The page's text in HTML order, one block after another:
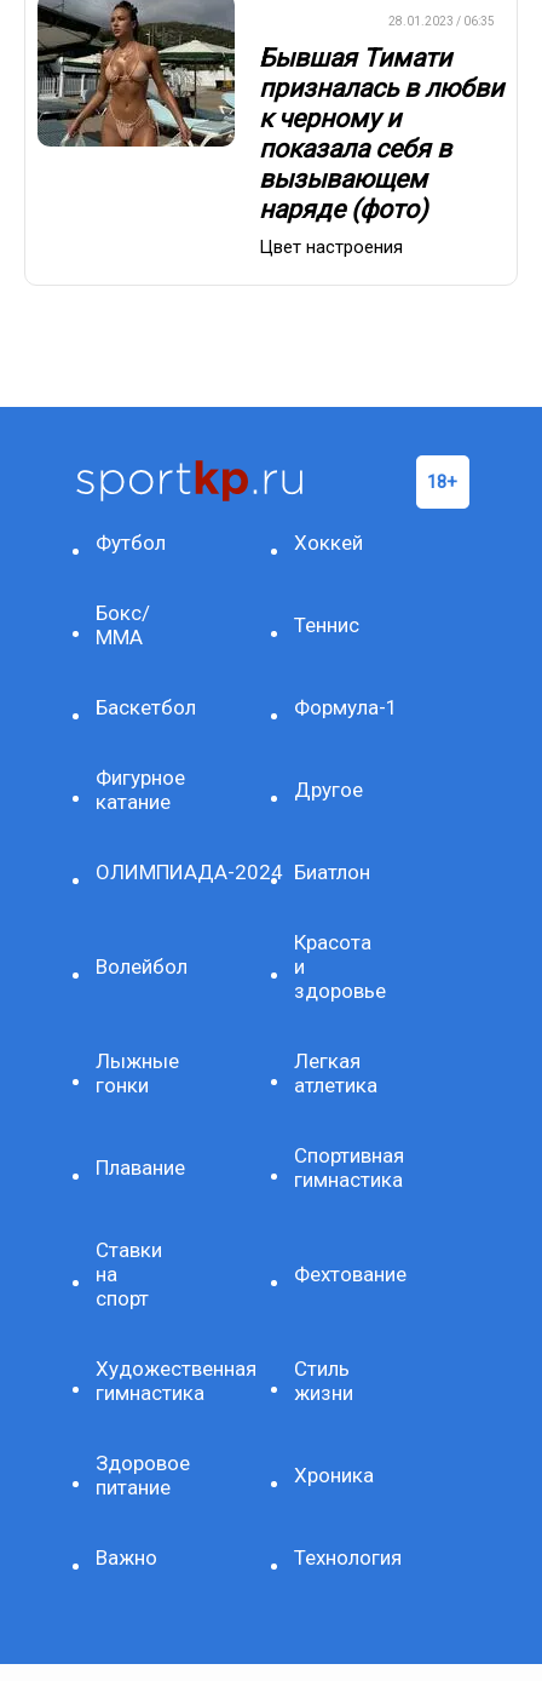
28.01.2023 / 06:35
Бывшая Тимати
призналась в любви
к черному и
показала себя в
вызывающем
наряде (фото)
Цвет настроения
Футбол Хоккей
Бокс/
ММА
Теннис
Баскетбол Формула-1
Фигурное
катание
Другое
ОЛИМПИАДА-2024 Биатлон
Волейбол
Красота
и
здоровье
Лыжные
гонки
Легкая
атлетика
Плавание
Спортивная
гимнастика
Ставки
на
спорт
Фехтование
Художественная
гимнастика
Стиль
жизни
Здоровое
питание
Хроника
Важно Технология